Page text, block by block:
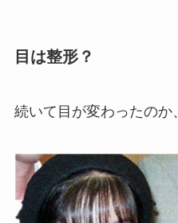
目は整形？
続いて目が変わったのか